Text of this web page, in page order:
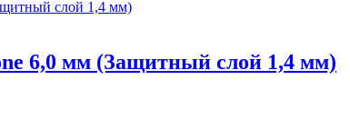
6,0 мм (Защитный слой 1,4 мм)